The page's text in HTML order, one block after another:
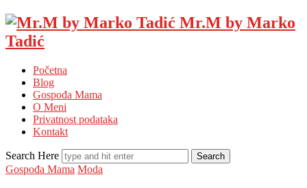
Mr.M by Marko
Tadić
Početna
Blog
Gospođa Mama
O Meni
Privatnost podataka
Kontakt
Search Here
Gospođa Mama Moda